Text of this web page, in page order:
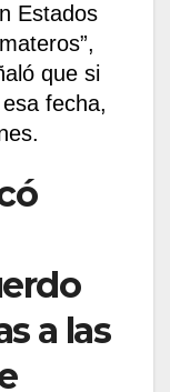
Estados
que si
fecha,
a las